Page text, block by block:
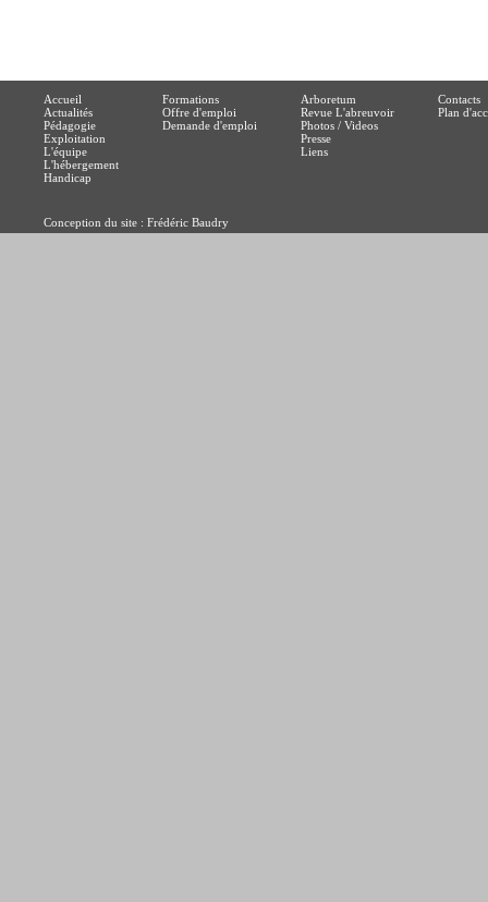
Accueil
Actualités
Pédagogie
Exploitation
L'équipe
L'hébergement
Handicap
Formations
Offre d'emploi
Demande d'emploi
Arboretum
Revue L'abreuvoir
Photos / Videos
Presse
Liens
Contacts
Plan
Conception du site : Frédéric Baudry